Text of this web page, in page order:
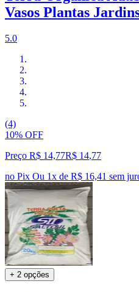
Vasos Plantas
5.0
(4)
10% OFF
Preço R$ 14,77R$ 14,77
no Pix Ou 1x de R$ 16,41 sem
+ 2 opções